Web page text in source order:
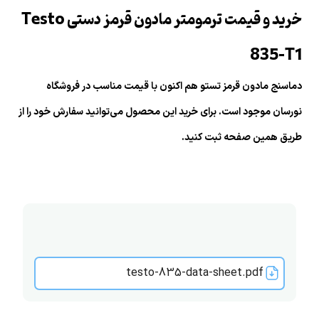
خرید و قیمت ترمومتر مادون قرمز دستی Testo
835-T1
دماسنج مادون قرمز تستو هم اکنون با قیمت مناسب در فروشگاه
نورسان موجود است. برای خرید این محصول می‌توانید سفارش خود را از
طریق همین صفحه ثبت کنید.
testo-835-data-sheet.pdf